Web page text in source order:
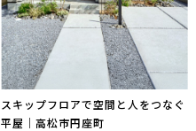
スキップフロアで空間と人をつなぐ
平屋｜高松市円座町